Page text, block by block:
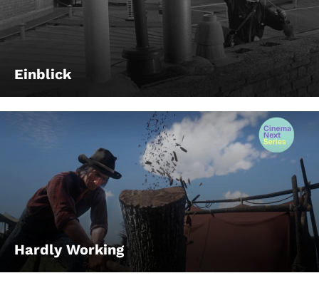
Einblick
Hardly Working